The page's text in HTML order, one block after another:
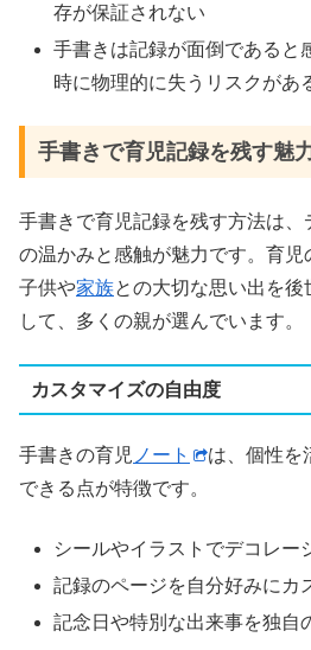
存が保証されない
手書きは記録が面倒であると
時に物理的に失うリスクがあ
手書きで育児記録を残す魅
手書きで育児記録を残す方法は
の温かみと感触が魅力です。育児
子供や家族との大切な思い出を後
して、多くの親が選んでいます。
カスタマイズの自由度
手書きの育児 ノート
は、個性を
できる点が特徴です。
シールやイラストでデコレー
記録のページを自分好みにカ
記念日や特別な出来事を独自